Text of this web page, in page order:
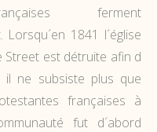
ferment
Lorsqu´en 1841 l´église
Street est détruite afin d
il ne subsiste plus que
françaises à
fut d´abord